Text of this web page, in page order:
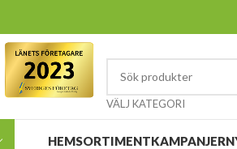
VÄLJ KATEGORI
HEMSORTIMENTKAMPANJER